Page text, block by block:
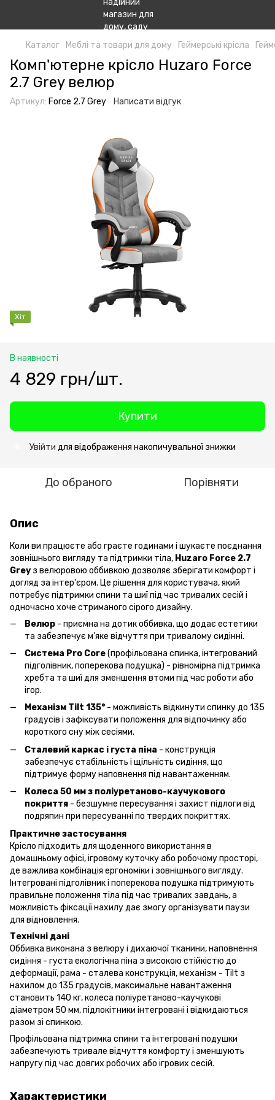
Каталог Меблі та товари для дому Геймерські крісла
Комп'ютерне крісло Huzaro Force
2.7 Grey велюр
Артикул: Force 2.7 Grey Написати відгук
Хіт
В наявності
4 829 грн/шт.
Купити
Увійти для відображення накопичувальної знижки
До обраного Порівняти
Опис
Коли ви працюєте або граєте годинами і шукаєте поєднання
зовнішнього вигляду та підтримки тіла, Huzaro Force 2.7
Grey з велюровою оббивкою дозволяє зберігати комфорт і
догляд за інтер'єром. Це рішення для користувача, який
потребує підтримки спини та шиї під час тривалих сесій і
одночасно хоче стриманого сірого дизайну.
Велюр - приємна на дотик оббивка, що додає естетики
та забезпечує м'яке відчуття при тривалому сидінні.
Система Pro Core(профільована спинка, інтегрований
підголівник, поперекова подушка) - рівномірна підтримка
хребта та шиї для зменшення втоми під час роботи або
ігор.
Механізм Tilt 135° - можливість відкинути спинку до 135
градусів і зафіксувати положення для відпочинку або
короткого сну між сесіями.
Сталевий каркас і густа піна - конструкція
забезпечує стабільність і щільність сидіння, що
підтримує форму наповнення під навантаженням.
Колеса 50 мм з поліуретаново-каучукового
покриття - безшумне пересування і захист підлоги від
подряпин при пересуванні по твердих покриттях.
Практичне застосування
Крісло підходить для щоденного використання в
домашньому офісі, ігровому куточку або робочому просторі,
де важлива комбінація ергономіки і зовнішнього вигляду.
Інтегровані підголівник і поперекова подушка підтримують
правильне положення тіла під час тривалих завдань, а
можливість фіксації нахилу дає змогу організувати паузи
для відновлення.
Технічні дані
Оббивка виконана з велюру і дихаючої тканини, наповнення
сидіння - густа екологічна піна з високою стійкістю до
деформації, рама - сталева конструкція, механізм - Tilt з
нахилом до 135 градусів, максимальне навантаження
становить 140 кг, колеса поліуретаново-каучукові
діаметром 50 мм, підлокітники інтегровані і відкидаються
разом зі спинкою.
Профільована підтримка спини та інтегровані подушки
забезпечують тривале відчуття комфорту і зменшують
напругу під час довгих робочих або ігрових сесій.
Характеристики